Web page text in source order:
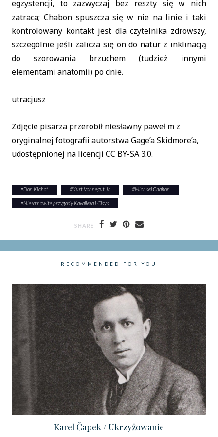
egzystencji, to zazwyczaj bez reszty się w nich
zatraca; Chabon spuszcza się w nie na linie i taki
kontrolowany kontakt jest dla czytelnika zdrowszy,
szczególnie jeśli zalicza się on do natur z inklinacją
do szorowania brzuchem (tudzież innymi
elementami anatomii) po dnie.
utracjusz
Zdjęcie pisarza przerobił niesławny paweł m z
oryginalnej fotografii autorstwa Gage’a Skidmore’a,
udostępnionej na licencji CC BY-SA 3.0.
#Don Kichot #Kurt Vonnegut Jr. #Michael Chabon
#Niesamowite przygody Kavaliera i Claya
SHARE
RECOMMENDED FOR YOU
Karel Čapek / Ukrzyżowanie